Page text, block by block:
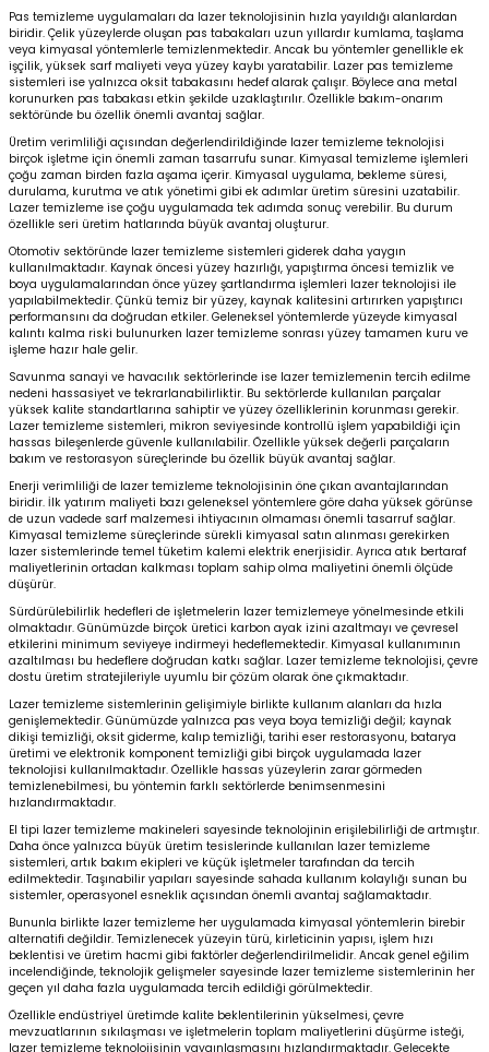
Pas temizleme uygulamaları da lazer teknolojisinin hızla yayıldığı alanlardan
biridir. Çelik yüzeylerde oluşan pas tabakaları uzun yıllardır kumlama, taşlama
veya kimyasal yöntemlerle temizlenmektedir. Ancak bu yöntemler genellikle ek
işçilik, yüksek sarf maliyeti veya yüzey kaybı yaratabilir. Lazer pas temizleme
sistemleri ise yalnızca oksit tabakasını hedef alarak çalışır. Böylece ana metal
korunurken pas tabakası etkin şekilde uzaklaştırılır. Özellikle bakım-onarım
sektöründe bu özellik önemli avantaj sağlar.
Üretim verimliliği açısından değerlendirildiğinde lazer temizleme teknolojisi
birçok işletme için önemli zaman tasarrufu sunar. Kimyasal temizleme işlemleri
çoğu zaman birden fazla aşama içerir. Kimyasal uygulama, bekleme süresi,
durulama, kurutma ve atık yönetimi gibi ek adımlar üretim süresini uzatabilir.
Lazer temizleme ise çoğu uygulamada tek adımda sonuç verebilir. Bu durum
özellikle seri üretim hatlarında büyük avantaj oluşturur.
Otomotiv sektöründe lazer temizleme sistemleri giderek daha yaygın
kullanılmaktadır. Kaynak öncesi yüzey hazırlığı, yapıştırma öncesi temizlik ve
boya uygulamalarından önce yüzey şartlandırma işlemleri lazer teknolojisi ile
yapılabilmektedir. Çünkü temiz bir yüzey, kaynak kalitesini artırırken yapıştırıcı
performansını da doğrudan etkiler. Geleneksel yöntemlerde yüzeyde kimyasal
kalıntı kalma riski bulunurken lazer temizleme sonrası yüzey tamamen kuru ve
işleme hazır hale gelir.
Savunma sanayi ve havacılık sektörlerinde ise lazer temizlemenin tercih edilme
nedeni hassasiyet ve tekrarlanabilirliktir. Bu sektörlerde kullanılan parçalar
yüksek kalite standartlarına sahiptir ve yüzey özelliklerinin korunması gerekir.
Lazer temizleme sistemleri, mikron seviyesinde kontrollü işlem yapabildiği için
hassas bileşenlerde güvenle kullanılabilir. Özellikle yüksek değerli parçaların
bakım ve restorasyon süreçlerinde bu özellik büyük avantaj sağlar.
Enerji verimliliği de lazer temizleme teknolojisinin öne çıkan avantajlarından
biridir. İlk yatırım maliyeti bazı geleneksel yöntemlere göre daha yüksek görünse
de uzun vadede sarf malzemesi ihtiyacının olmaması önemli tasarruf sağlar.
Kimyasal temizleme süreçlerinde sürekli kimyasal satın alınması gerekirken
lazer sistemlerinde temel tüketim kalemi elektrik enerjisidir. Ayrıca atık bertaraf
maliyetlerinin ortadan kalkması toplam sahip olma maliyetini önemli ölçüde
düşürür.
Sürdürülebilirlik hedefleri de işletmelerin lazer temizlemeye yönelmesinde etkili
olmaktadır. Günümüzde birçok üretici karbon ayak izini azaltmayı ve çevresel
etkilerini minimum seviyeye indirmeyi hedeflemektedir. Kimyasal kullanımının
azaltılması bu hedeflere doğrudan katkı sağlar. Lazer temizleme teknolojisi, çevre
dostu üretim stratejileriyle uyumlu bir çözüm olarak öne çıkmaktadır.
Lazer temizleme sistemlerinin gelişimiyle birlikte kullanım alanları da hızla
genişlemektedir. Günümüzde yalnızca pas veya boya temizliği değil; kaynak
dikişi temizliği, oksit giderme, kalıp temizliği, tarihi eser restorasyonu, batarya
üretimi ve elektronik komponent temizliği gibi birçok uygulamada lazer
teknolojisi kullanılmaktadır. Özellikle hassas yüzeylerin zarar görmeden
temizlenebilmesi, bu yöntemin farklı sektörlerde benimsenmesini
hızlandırmaktadır.
El tipi lazer temizleme makineleri sayesinde teknolojinin erişilebilirliği de artmıştır.
Daha önce yalnızca büyük üretim tesislerinde kullanılan lazer temizleme
sistemleri, artık bakım ekipleri ve küçük işletmeler tarafından da tercih
edilmektedir. Taşınabilir yapıları sayesinde sahada kullanım kolaylığı sunan bu
sistemler, operasyonel esneklik açısından önemli avantaj sağlamaktadır.
Bununla birlikte lazer temizleme her uygulamada kimyasal yöntemlerin birebir
alternatifi değildir. Temizlenecek yüzeyin türü, kirleticinin yapısı, işlem hızı
beklentisi ve üretim hacmi gibi faktörler değerlendirilmelidir. Ancak genel eğilim
incelendiğinde, teknolojik gelişmeler sayesinde lazer temizleme sistemlerinin her
geçen yıl daha fazla uygulamada tercih edildiği görülmektedir.
Özellikle endüstriyel üretimde kalite beklentilerinin yükselmesi, çevre
mevzuatlarının sıkılaşması ve işletmelerin toplam maliyetlerini düşürme isteği,
lazer temizleme teknolojisinin yaygınlaşmasını hızlandırmaktadır. Gelecekte